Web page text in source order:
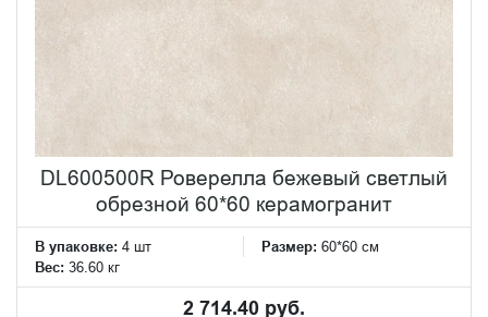
DL600500R Роверелла бежевый светлый
обрезной 60*60 керамогранит
В упаковке: 4 шт Размер: 60*60 см
Вес: 36.60 кг
2 714.40 руб.